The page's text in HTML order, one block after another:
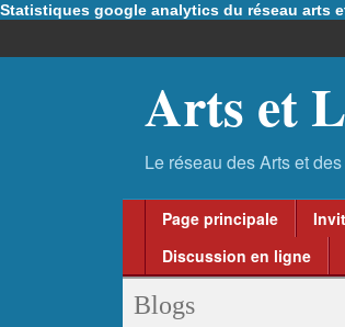
Statistiques google analytics du réseau arts
Arts et
Page principale
Discussion en ligne
Blogs